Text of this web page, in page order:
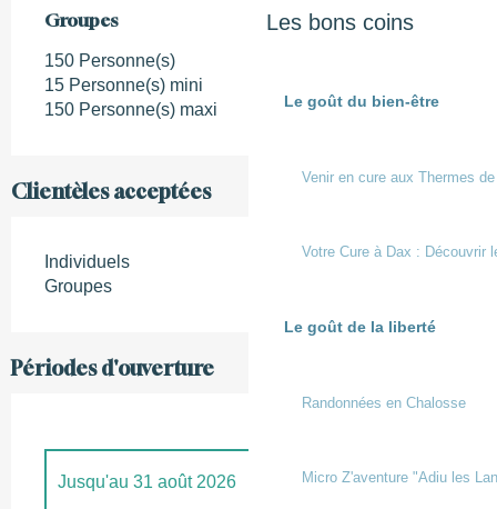
Les bons coins
Le goût du bien-être
Venir en cure aux Thermes
Votre Cure à Dax : Découvrir
Le goût de la liberté
Randonnées en Chalosse
Micro Z'aventure "Adiu les
Groupes
Groupes
150 Personne(s)
15 Personne(s) mini
150 Personne(s) maxi
Clientèles acceptées
Individuels
Groupes
Périodes d'ouverture
Jusqu'au 31 août 2026